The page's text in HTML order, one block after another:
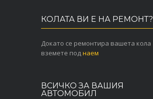
КОЛАТА ВИ Е НА РЕМОНТ?
Докато се ремонтира вашета кола
вземете поднаем
ВСИЧКО ЗА ВАШИЯ
АВТОМОБИЛ